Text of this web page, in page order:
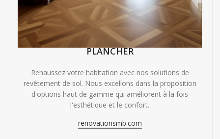
PLANCHER
Rehaussez votre habitation avec nos solutions de
revêtement de sol. Nous excellons dans la proposition
d'options haut de gamme qui améliorent à la fois
l'esthétique et le confort.
renovationsmb.com